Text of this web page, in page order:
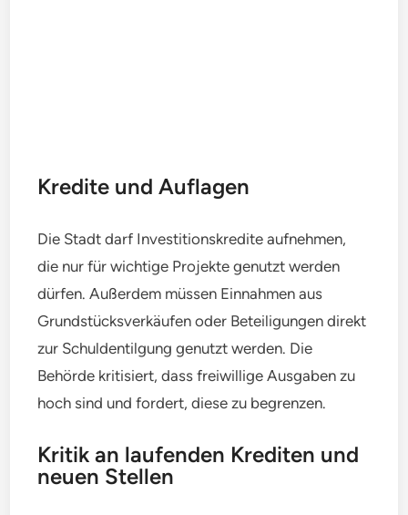
Kredite und Auflagen
Die Stadt darf Investitionskredite aufnehmen,
die nur für wichtige Projekte genutzt werden
dürfen. Außerdem müssen Einnahmen aus
Grundstücksverkäufen oder Beteiligungen direkt
zur Schuldentilgung genutzt werden. Die
Behörde kritisiert, dass freiwillige Ausgaben zu
hoch sind und fordert, diese zu begrenzen.
Kritik an laufenden Krediten und
neuen Stellen